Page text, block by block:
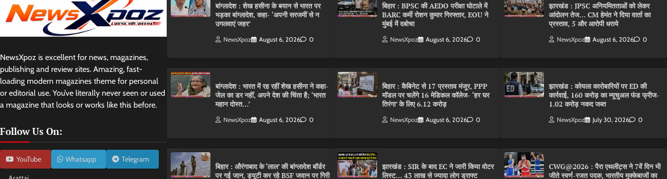
NewsXpoz is excellent for news, magazines,
publishing and review sites. Amazing, fast-
loading modern magazines theme for personal
or editorial use. You’ve literally never seen or used
a magazine that looks or works like this before.
Follow Us On:
YouTube Whatsapp Telegram
बांग्लादेश : शेख हसीना के बयान से भारत पर
भड़का बांग्लादेश, कहा- ‘अपनी सरजमीं से न
उगलवाएं जहर’
NewsXpoz August 6, 2026 0
बांग्लादेश : भारत में रह रहीं शेख हसीना ने कहा-
जेल का डर नहीं, अपने देश की चिंता है; ‘भारत
महान दोस्त…’
NewsXpoz August 6, 2026 0
बिहार : औरंगाबाद के ‘लाल’ की बांग्लादेश बॉर्डर
पर गई जान, ड्यूटी कर रहे BSF जवान पर गिरी
बिहार : BPSC की AEDO परीक्षा घोटाले में
BARC कर्मी रोशन कुमार गिरफ्तार, EOU ने
मुंबई में दबोचा
NewsXpoz August 6, 2026 0
बिहार : कैबिनेट से 17 प्रस्ताव मंजूर, PPP
मॉडल पर चलेंगे 16 मेडिकल कॉलेज- ‘हर घर
तिरंगा’ के लिए 6.12 करोड़
NewsXpoz August 6, 2026 0
झारखंड : SIR के बाद EC ने जारी किया वोटर
लिस्ट… 43 लाख से ज्यादा लोग ड्राफ्ट
झारखंड : JPSC अनियमितताओं को लेकर
आंदोलन तेज… CM हेमंत ने दिया वार्ता का
प्रस्ताव, 5 और आरोपी धराये
NewsXpoz August 6, 2026 0
झारखंड : कोयला कारोबारियों पर ED की
कार्रवाई, 160 करोड़ का म्यूचुअल फंड फ्रीज-
1.02 करोड़ नकद जब्त
NewsXpoz July 30, 2026 0
CWG@2026 : पैरा एथलीट्स ने 7वें दिन भी
जीते स्वर्ण-रजत पदक, भारतीय मुक्केबाजों का